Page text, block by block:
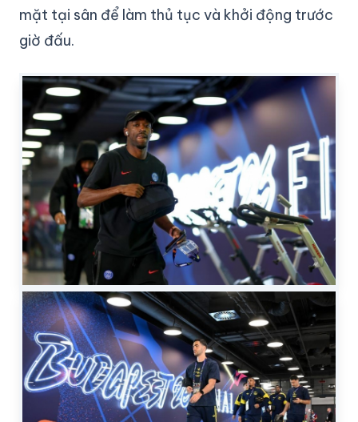
mặt tại sân để làm thủ tục và khởi động trước
giờ đấu.